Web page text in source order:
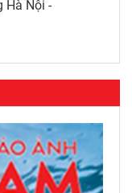
Hà Nội -